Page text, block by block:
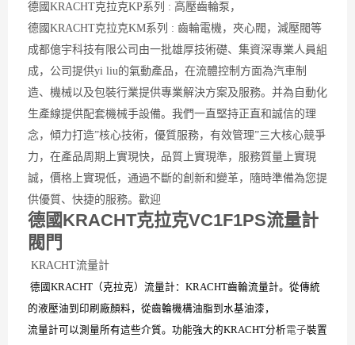
德國KRACHT克拉克KP系列 : 高壓齒輪泵，
德國KRACHT克拉克KM系列 : 齒輪電機，夾心閥，減壓閥等
成都億宇科技有限公司由一批雄厚技術礎、集資深專業人員組
成，公司提供yi liu的氣動產品，在流體控制方面為汽車制
造、機械以及包裝行業提供專業解決方案及服務。并為自動化
生產線提供配套機械手設備。我們一直堅持正直和誠信的理
念，傾力打造”核心技術，優質服務，有效管理”三大核心競爭
力，在產品周期上實現快，品質上實現準，服務質量上實現
誠，價格上實現低，通過不斷的創新和變革，隨時準備為您提
供優質、快捷的服務。歡迎
德國KRACHT克拉克VC1F1PS流量計
閥門
KRACHT流量計
德國KRACHT（克拉克）流量計：KRACHT齒輪流量計。從傳統
的液壓油到印刷廠顏料，從齒輪機構油脂到水基油漆，
流量計可以測量所有這些介質。功能強大的KRACHT分析電子裝置